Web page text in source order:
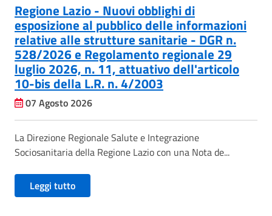
Regione Lazio - Nuovi obblighi di
esposizione al pubblico delle informazioni
relative alle strutture sanitarie - DGR n.
528/2026 e Regolamento regionale 29
luglio 2026, n. 11, attuativo dell'articolo
10-bis della L.R. n. 4/2003
07 Agosto 2026
La Direzione Regionale Salute e Integrazione
Sociosanitaria della Regione Lazio con una Nota de...
Leggi tutto